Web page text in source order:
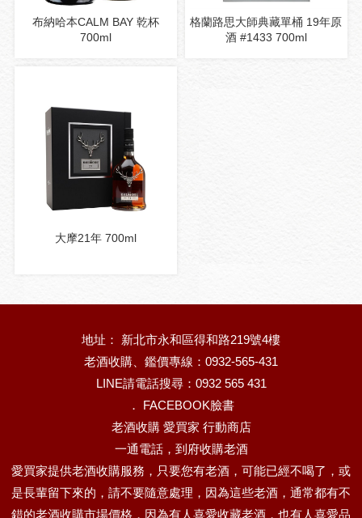
布納哈本CALM BAY 乾杯
700ml
格蘭路思大師典藏單桶 19年原
酒 #1433 700ml
大摩21年 700ml
地址： 新北市永和區得和路219號4樓
老酒收購、鑑價專線：0932-565-431
LINE請電話搜尋：0932 565 431
． FACEBOOK臉書
老酒收購 愛買家 行動商店
一通電話，到府收購老酒
愛買家提供老酒收購服務，只要您有老酒，可能已經不喝了，或
是長輩留下來的，請不要隨意處理，因為這些老酒，通常都有不
錯的老酒收購市場價格，因為有人喜愛收藏老酒，也有人喜愛品